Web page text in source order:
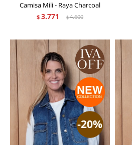
Camisa Mili - Raya Charcoal
$ 3.771 $4.600